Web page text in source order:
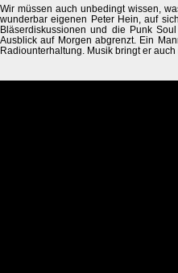
Wir müssen auch unbedingt wissen,
wunderbar eigenen Peter Hein, auf
Bläserdiskussionen und die Punk
Ausblick auf Morgen abgrenzt. Ein
Radiounterhaltung. Musik bringt er auch